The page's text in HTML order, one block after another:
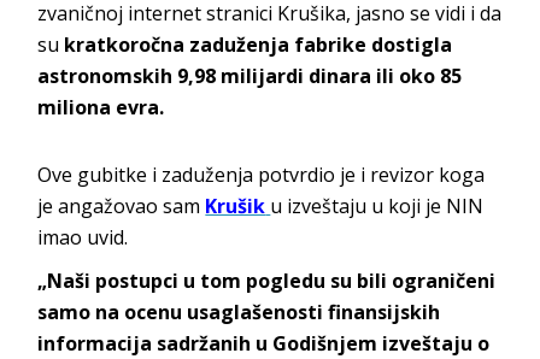
zvaničnoj internet stranici Krušika, jasno se vidi i da
su kratkoročna zaduženja fabrike dostigla
astronomskih 9,98 milijardi dinara ili oko 85
miliona evra.
Ove gubitke i zaduženja potvrdio je i revizor koga
je angažovao sam Krušik u izveštaju u koji je NIN
imao uvid.
„Naši postupci u tom pogledu su bili ograničeni
samo na ocenu usaglašenosti finansijskih
informacija sadržanih u Godišnjem izveštaju o